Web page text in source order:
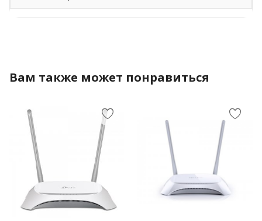
Вам также может понравиться